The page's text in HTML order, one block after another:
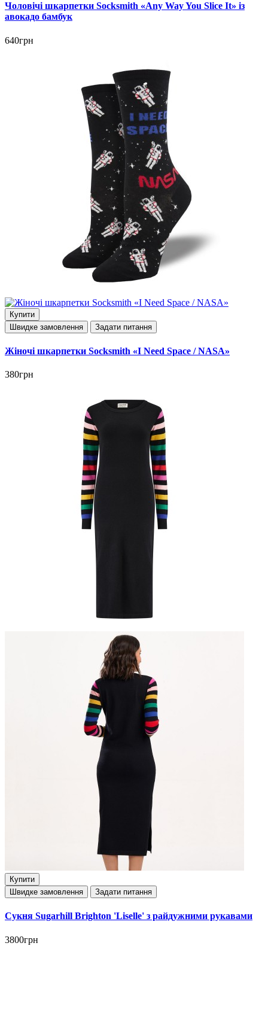
Чоловічі шкарпетки Socksmith «Any Way You Slice It» із
авокадо бамбук
640грн
Купити
Швидке замовлення
Задати питання
Жіночі шкарпетки Socksmith «I Need Space / NASA»
380грн
Купити
Швидке замовлення
Задати питання
Сукня Sugarhill Brighton 'Liselle' з райдужними рукавами
3800грн